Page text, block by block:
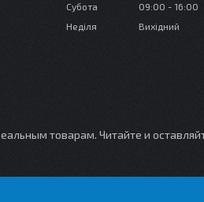
Субота
09:00
16:00
Неділя
Вихідний
товарам. Читайте и